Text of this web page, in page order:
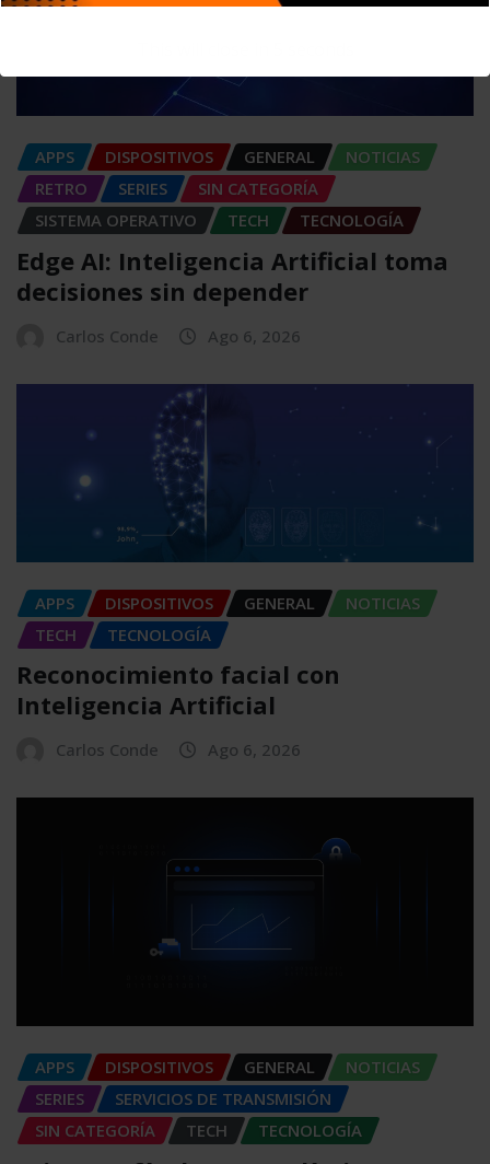
APPS DISPOSITIVOS GENERAL
NOTICIAS
RETRO
SERIES
SIN CATEGORÍA
SISTEMA OPERATIVO
TECH TECNOLOGÍA
Edge AI: Inteligencia Artificial toma
decisiones sin depender
Carlos Conde Ago 6, 2026
APPS DISPOSITIVOS GENERAL
NOTICIAS
TECH
TECNOLOGÍA
Reconocimiento facial con
Inteligencia Artificial
Carlos Conde Ago 6, 2026
APPS DISPOSITIVOS GENERAL
NOTICIAS
SERIES
SERVICIOS DE TRANSMISIÓN
SIN CATEGORÍA
TECH TECNOLOGÍA